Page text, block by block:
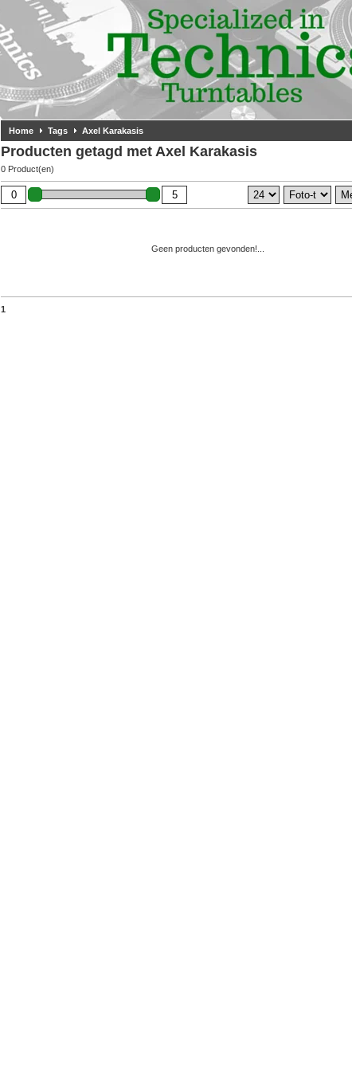
Home Tags Axel Karakasis
Producten getagd met Axel Karakasis
0 Product(en)
Geen producten gevonden!...
1